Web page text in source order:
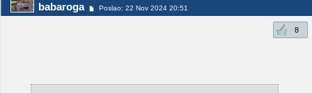
babaroga Poslao: 22 Nov 2024 20:51
8